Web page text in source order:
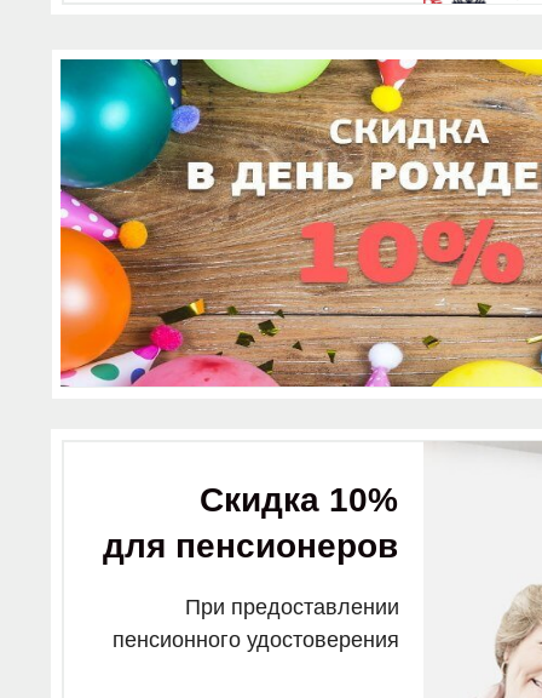
При предоставлении
пенсионного удостоверения
Скидка 10%
для пенсионеров